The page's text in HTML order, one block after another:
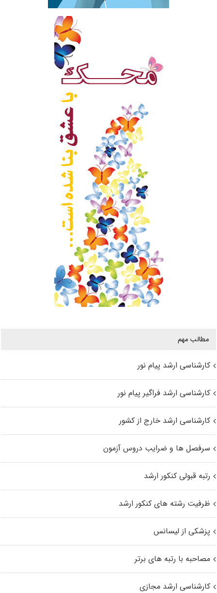
مطالب مهم
کارشناسی ارشد پیام نور
کارشناسی ارشد فراگیر پیام نور
کارشناسی ارشد خارج از کشور
سرفصل ها و ضرایب دروس آزمون
رتبه قبولی کنکور ارشد
ظرفیت رشته های کنکور ارشد
پزشکی از لیسانس
مصاحبه با رتبه های برتر
کارشناسی ارشد مجازی